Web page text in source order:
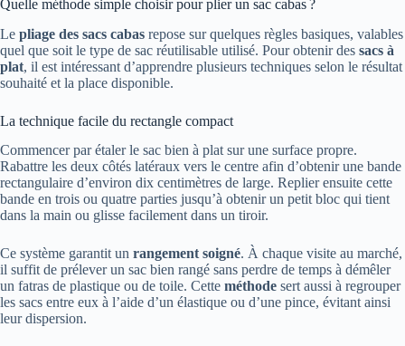
Quelle méthode simple choisir pour plier un sac cabas ?
Le pliage des sacs cabas repose sur quelques règles basiques, valables
quel que soit le type de sac réutilisable utilisé. Pour obtenir des sacs à
plat, il est intéressant d’apprendre plusieurs techniques selon le résultat
souhaité et la place disponible.
La technique facile du rectangle compact
Commencer par étaler le sac bien à plat sur une surface propre.
Rabattre les deux côtés latéraux vers le centre afin d’obtenir une bande
rectangulaire d’environ dix centimètres de large. Replier ensuite cette
bande en trois ou quatre parties jusqu’à obtenir un petit bloc qui tient
dans la main ou glisse facilement dans un tiroir.
Ce système garantit un rangement soigné. À chaque visite au marché,
il suffit de prélever un sac bien rangé sans perdre de temps à démêler
un fatras de plastique ou de toile. Cette méthode sert aussi à regrouper
les sacs entre eux à l’aide d’un élastique ou d’une pince, évitant ainsi
leur dispersion.